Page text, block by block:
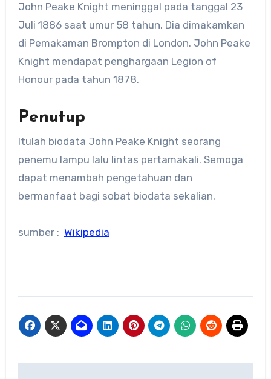
John Peake Knight meninggal pada tanggal 23
Juli 1886 saat umur 58 tahun. Dia dimakamkan
di Pemakaman Brompton di London. John Peake
Knight mendapat penghargaan Legion of
Honour pada tahun 1878.
Penutup
Itulah biodata John Peake Knight seorang
penemu lampu lalu lintas pertamakali. Semoga
dapat menambah pengetahuan dan
bermanfaat bagi sobat biodata sekalian.
sumber : Wikipedia